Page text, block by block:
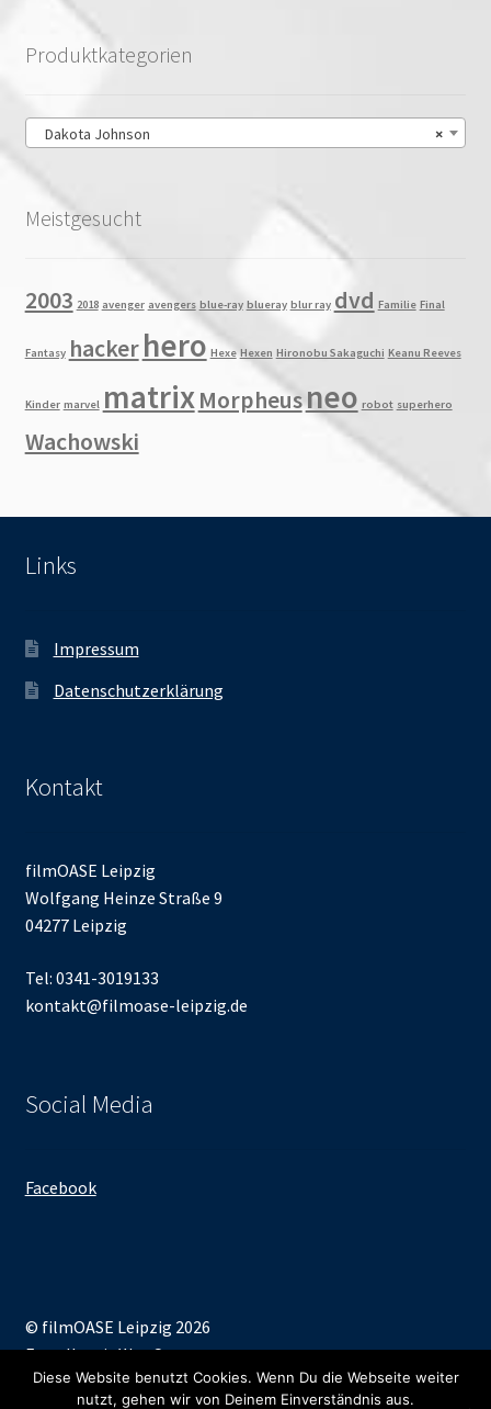
Produktkategorien
×
Dakota Johnson
Meistgesucht
2003 2018 avenger avengers blue-ray blueray blur ray dvd Familie Final
Fantasy hackerhero Hexe Hexen Hironobu Sakaguchi Keanu Reeves
Kinder marvel matrixMorpheusneo robot superhero
Wachowski
Links
Impressum
Datenschutzerklärung
Kontakt
filmOASE Leipzig
Wolfgang Heinze Straße 9
04277 Leipzig
Tel: 0341-3019133
kontakt@filmoase-leipzig.de
Social Media
Facebook
© filmOASE Leipzig 2026
Erstellt mit WooCommerce.
Diese Website benutzt Cookies. Wenn Du die Webseite weiter
nutzt, gehen wir von Deinem Einverständnis aus.